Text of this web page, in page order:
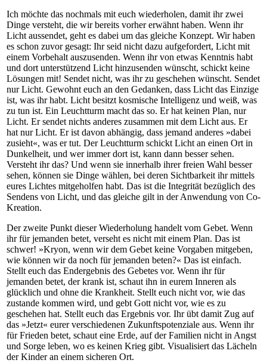
Ich möchte das nochmals mit euch wiederholen, damit ihr zwei
Dinge versteht, die wir bereits vorher erwähnt haben. Wenn ihr
Licht aussendet, geht es dabei um das gleiche Konzept. Wir haben
es schon zuvor gesagt: Ihr seid nicht dazu aufgefordert, Licht mit
einem Vorbehalt auszusenden. Wenn ihr von etwas Kenntnis habt
und dort unterstützend Licht hinzusenden wünscht, schickt keine
Lösungen mit! Sendet nicht, was ihr zu geschehen wünscht. Sendet
nur Licht. Gewohnt euch an den Gedanken, dass Licht das Einzige
ist, was ihr habt. Licht besitzt kosmische Intelligenz und weiß, was
zu tun ist. Ein Leuchtturm macht das so. Er hat keinen Plan, nur
Licht. Er sendet nichts anderes zusammen mit dem Licht aus. Er
hat nur Licht. Er ist davon abhängig, dass jemand anderes »dabei
zusieht«, was er tut. Der Leuchtturm schickt Licht an einen Ort in
Dunkelheit, und wer immer dort ist, kann dann besser sehen.
Versteht ihr das? Und wenn sie innerhalb ihrer freien Wahl besser
sehen, können sie Dinge wählen, bei deren Sichtbarkeit ihr mittels
eures Lichtes mitgeholfen habt. Das ist die Integrität bezüglich des
Sendens von Licht, und das gleiche gilt in der Anwendung von Co-
Kreation.
Der zweite Punkt dieser Wiederholung handelt vom Gebet. Wenn
ihr für jemanden betet, verseht es nicht mit einem Plan. Das ist
schwer! »Kryon, wenn wir dem Gebet keine Vorgaben mitgeben,
wie können wir da noch für jemanden beten?« Das ist einfach.
Stellt euch das Endergebnis des Gebetes vor. Wenn ihr für
jemanden betet, der krank ist, schaut ihn in eurem Inneren als
glücklich und ohne die Krankheit. Stellt euch nicht vor, wie das
zustande kommen wird, und gebt Gott nicht vor, wie es zu
geschehen hat. Stellt euch das Ergebnis vor. Ihr übt damit Zug auf
das »Jetzt« eurer verschiedenen Zukunftspotenziale aus. Wenn ihr
für Frieden betet, schaut eine Erde, auf der Familien nicht in Angst
und Sorge leben, wo es keinen Krieg gibt. Visualisiert das Lächeln
der Kinder an einem sicheren Ort.